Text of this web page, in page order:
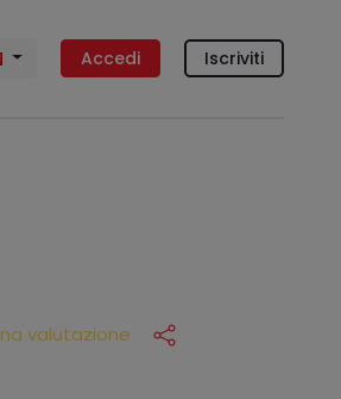
Accedi Iscriviti
valutazione